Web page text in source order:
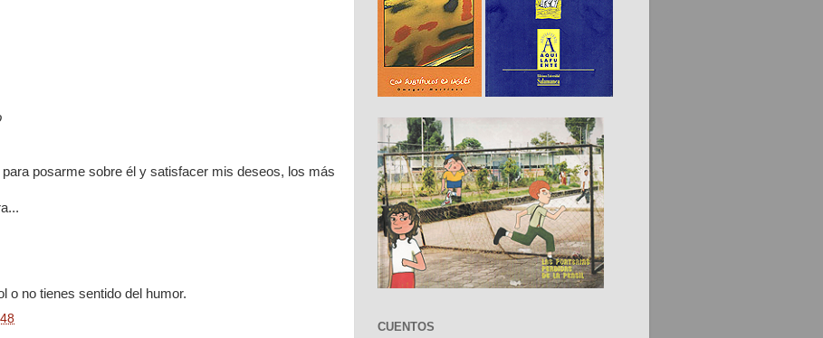
posarme sobre él y satisfacer mis deseos, los más
o no tienes sentido del humor.
CUENTOS